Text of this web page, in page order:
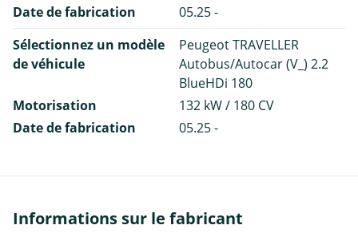
Date de fabrication
05.25 -
Sélectionnez un modèle
de véhicule
Peugeot TRAVELLER
Autobus/Autocar (V_) 2.2
BlueHDi 180
Motorisation
132 kW / 180 CV
Date de fabrication
05.25 -
Informations sur le fabricant